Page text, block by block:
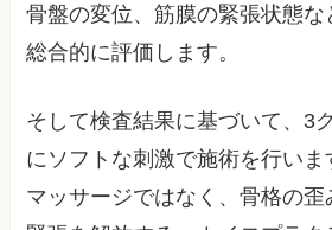
骨盤の変位、筋膜の緊張状態な
総合的に評価します。
そして検査結果に基づいて、3
にソフトな刺激で施術を行いま
マッサージではなく、骨格の